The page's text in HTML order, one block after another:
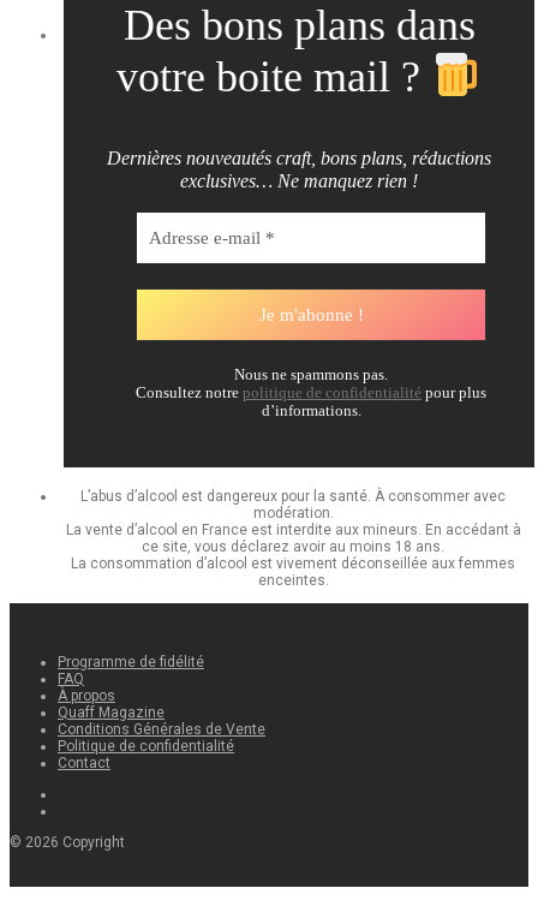
Des bons plans dans
votre boite mail ?
Dernières nouveautés craft, bons plans, réductions
exclusives… Ne manquez rien !
Nous ne spammons pas.
Consultez notre politique de confidentialité pour plus
d’informations.
L’abus d’alcool est dangereux pour la santé. À consommer avec
modération.
La vente d’alcool en France est interdite aux mineurs. En accédant à
ce site, vous déclarez avoir au moins 18 ans.
La consommation d’alcool est vivement déconseillée aux femmes
enceintes.
Programme de fidélité
FAQ
À propos
Quaff Magazine
Conditions Générales de Vente
Politique de confidentialité
Contact
© 2026 Copyright